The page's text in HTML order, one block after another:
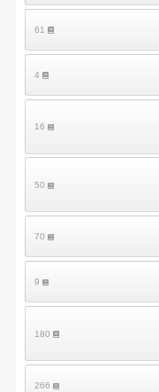
61
4
16
50
70
9
180
266